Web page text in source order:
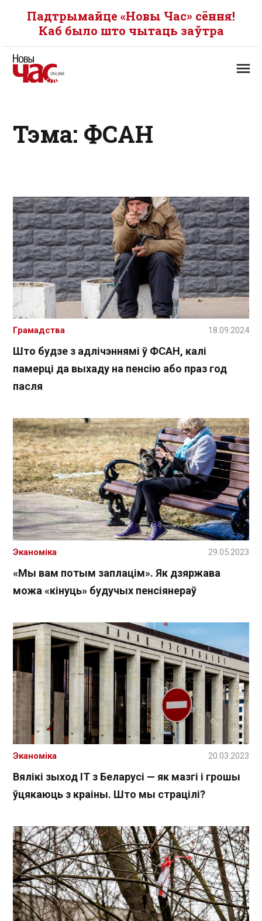
Падтрымайце «Новы Час» сёння!
Каб было што чытаць заўтра
Тэма: ФСАН
Што будзе з адлічэннямі ў ФСАН, калі
памерці да выхаду на пенсію або праз год
пасля
Грамадства 18.09.2024
«Мы вам потым заплацім». Як дзяржава
можа «кінуць» будучых пенсіянераў
Эканоміка 29.05.2023
Вялікі зыход ІТ з Беларусі — як мазгі і грошы
ўцякаюць з краіны. Што мы страцілі?
Эканоміка 20.03.2023